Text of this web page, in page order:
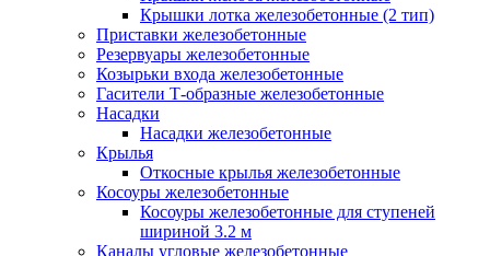
Крышки лотка железобетонные (2 тип)
Приставки железобетонные
Резервуары железобетонные
Козырьки входа железобетонные
Гасители Т-образные железобетонные
Насадки
Насадки железобетонные
Крылья
Откосные крылья железобетонные
Косоуры железобетонные
Косоуры железобетонные для ступеней
шириной 3.2 м
Каналы угловые железобетонные